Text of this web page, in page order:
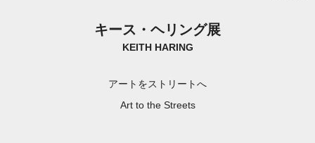
キース・ヘリング展
KEITH HARING
アートをストリートへ
Art to the Streets